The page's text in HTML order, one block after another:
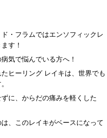
・フラムではエンソフィックレ
す！
気で悩んでいる方へ！
ヒーリング レイキは、世界でも
に、からだの痛みを軽くした
、このレイキがベースになって